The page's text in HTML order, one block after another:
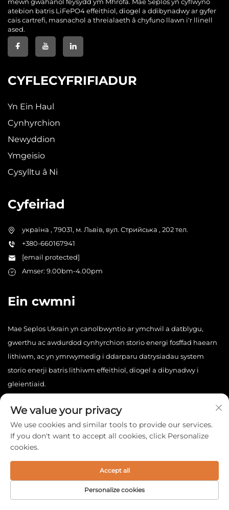
atebion batris LiFePO4 effeithiol, diogel a ddibynadwy ar gyfer
cais cartrefi, masnachol a threialaeth â chyfuno llawn i'r llinell
ased.
CYFLECYFRIFIADUR
Yn Ein Haul
Cynhyrchion
Newyddion
Ymgeisio
Cysylltu â Ni
Cyfeiriad
україна , 79031, м. Львів, вул. Стрийська , 202 тел.
+380-660167941
[email protected]
Amser: 9.00bm-4.00pm
Ein cwmni
Mae Seplos Ukrain yn canolbwyntio ar ymchwil a datblygu,
gwerthu ac awdurdod cynhyrchion storio energi fosffad haearn
lithiwm, ac yn ymrwymedig i ddarparu datrysiadau system
storio enerji batris lithiwm effeithiol, diogel a dibynadwy i
gleientiaid.
Hawlfraint © 2026 China Seplos Ukrain Technology Co., Ltd.
Cedwir pob hawl. - Polisi Preifatrwydd
We value your privacy
We use cookies and similar tools to provide our services.
If you don't want to accept all cookies, click Personalize
cookies.
Personalize cookies
Accept all